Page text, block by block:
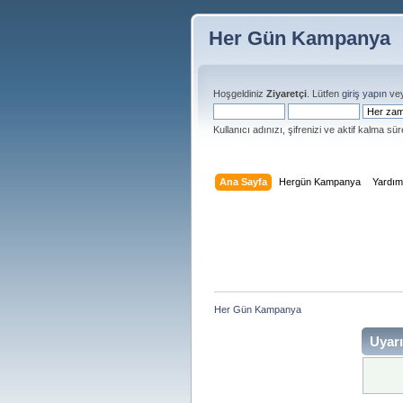
Her Gün Kampanya
Hoşgeldiniz Ziyaretçi . Lütfen giriş yapın
Kullanıcı adınızı, şifrenizi ve aktif kalma
Ana Sayfa Hergün Kampanya Yardım
Her Gün Kampanya